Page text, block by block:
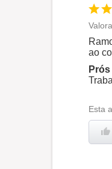
ao
Prós
Esta